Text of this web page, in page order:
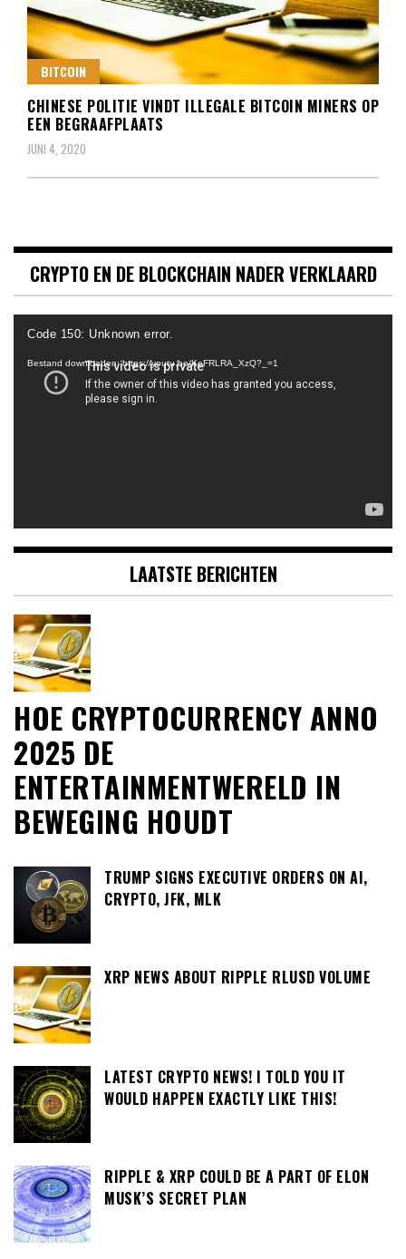
BITCOIN
CHINESE POLITIE VINDT ILLEGALE BITCOIN MINERS OP
EEN BEGRAAFPLAATS
JUNI 4, 2020
CRYPTO EN DE BLOCKCHAIN NADER VERKLAARD
Videospeler
Code 150: Unknown error.
Bestand downloaden: https://youtu.be/KeFRLRA_XzQ?_=1
LAATSTE BERICHTEN
HOE CRYPTOCURRENCY ANNO
2025 DE
ENTERTAINMENTWERELD IN
BEWEGING HOUDT
TRUMP SIGNS EXECUTIVE ORDERS ON AI,
CRYPTO, JFK, MLK
XRP NEWS ABOUT RIPPLE RLUSD VOLUME
LATEST CRYPTO NEWS! I TOLD YOU IT
WOULD HAPPEN EXACTLY LIKE THIS!
RIPPLE & XRP COULD BE A PART OF ELON
MUSK’S SECRET PLAN